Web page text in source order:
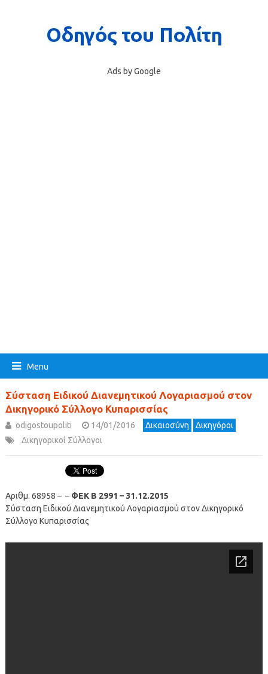
Ads by Google
Menu
Σύσταση Ειδικού Διανεμητικού Λογαριασμού στον
Δικηγορικό Σύλλογο Κυπαρισσίας
odigostoupoliti 14/01/2016 Δικαιοσύνη
Δικηγόροι
Δικηγορικοί Σύλλογοι
Αριθμ. 68958 – – ΦΕΚ B 2991 – 31.12.2015
Σύσταση Ειδικού Διανεμητικού Λογαριασμού στον Δικηγορικό
Σύλλογο Κυπαρισσίας